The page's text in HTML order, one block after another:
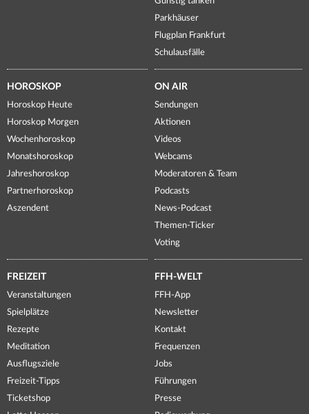
Parkhäuser
Flugplan Frankfurt
Schulausfälle
HOROSKOP
Horoskop Heute
Horoskop Morgen
Wochenhoroskop
Monatshoroskop
Jahreshoroskop
Partnerhoroskop
Aszendent
ON AIR
Sendungen
Aktionen
Videos
Webcams
Moderatoren & Team
Podcasts
News-Podcast
Themen-Ticker
Voting
FREIZEIT
Veranstaltungen
Spielplätze
Rezepte
Meditation
Ausflugsziele
Freizeit-Tipps
Ticketshop
FFH-WELT
FFH-App
Newsletter
Kontakt
Frequenzen
Jobs
Führungen
Presse